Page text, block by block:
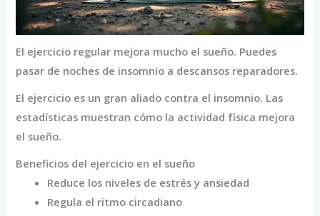
El ejercicio regular mejora mucho el sueño. Puedes
pasar de noches de insomnio a descansos reparadores.
El ejercicio es un gran aliado contra el insomnio. Las
estadísticas muestran cómo la actividad física mejora
el sueño.
Beneficios del ejercicio en el sueño
Reduce los niveles de estrés y ansiedad
Regula el ritmo circadiano